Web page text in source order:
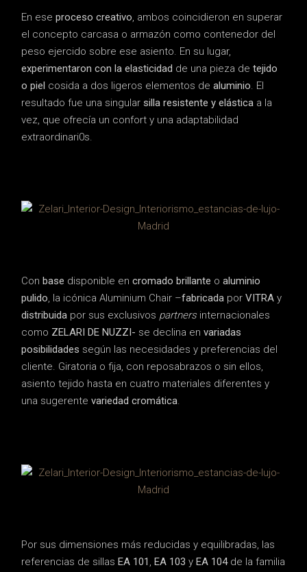
En eseproceso creativo, ambos coincidieron en superar
el concepto carcasa o armazón como contenedor del
peso ejercido sobre ese asiento. En su lugar,
experimentaron con la elasticidad de una pieza detejido
o piel cosida a dos ligeros elementos dealuminio. El
resultado fue una singularsilla resistente y elástica a la
vez, que ofrecía un confort y una adaptabilidad
extraordinari0s.
Conbase disponible encromado brillante oaluminio
pulido, la icónica Aluminium Chair –fabricada porVITRAy
distribuida por sus exclusivos partnersinternacionales
como ZELARI DE NUZZI- se declina envariadas
posibilidades según las necesidades y preferencias del
cliente. Giratoria o fija, con reposabrazos o sin ellos,
asiento tejido hasta en cuatro materiales diferentes y
una sugerentevariedad cromática.
Por sus dimensiones más reducidas y equilibradas, las
referencias de sillasEA 101 ,EA 103 yEA 104de la familia